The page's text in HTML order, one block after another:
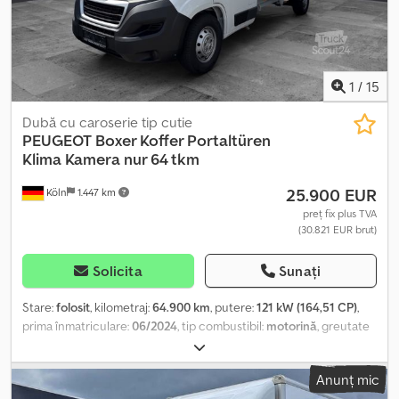
1 / 15
Köln 1.447 km
Dubă cu caroserie tip cutie
PEUGEOT Boxer Koffer Portaltüren
Klima Kamera nur 64 tkm
25.900 EUR
preț fix plus TVA
(30.821 EUR brut)
Solicita Sunați
Stare:folosit, kilometraj:64.900 km, putere:121 kW (164,51 CP),
prima înmatriculare:06/2024, tip combustibil: motorină, greutate
, tip de angrenaj:
emisii:Euro 6, număr de locuri:3, lungimea spațiului de încărcare:
4.100 mm
, lățimea spațiului de încărcare:2.050 mm, înălțime
Anunț mic